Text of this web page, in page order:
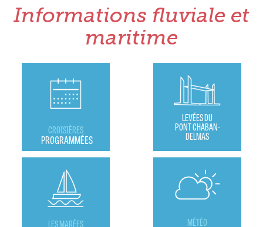
Informations fluviale et
maritime
CROISIÈRES
PROGRAMMÉES
LEVÉES DU
PONT CHABAN-
DELMAS
LES MARÉES MÉTÉO